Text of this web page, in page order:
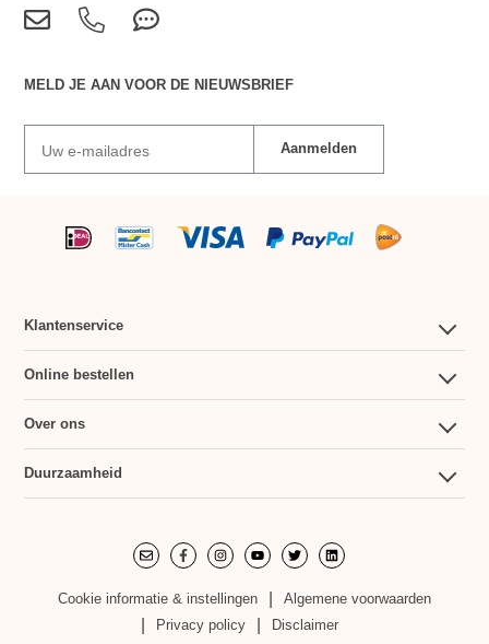
MELD JE AAN VOOR DE NIEUWSBRIEF
Uw e-mailadres Aanmelden
Klantenservice
Klantenservice
Contact
Betalen
Online bestellen
Mijn account
Betalen
Over ons
Over ons
Duurzaamheid
Verantwoordelijk handelen
Duurzame productie
Cookie informatie & instellingen
Algemene voorwaarden
Privacy policy
Disclaimer